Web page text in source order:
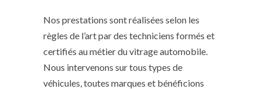
Nos prestations sont réalisées selon les
règles de l’art par des techniciens formés et
certifiés au métier du vitrage automobile.
Nous intervenons sur tous types de
véhicules, toutes marques et bénéficions